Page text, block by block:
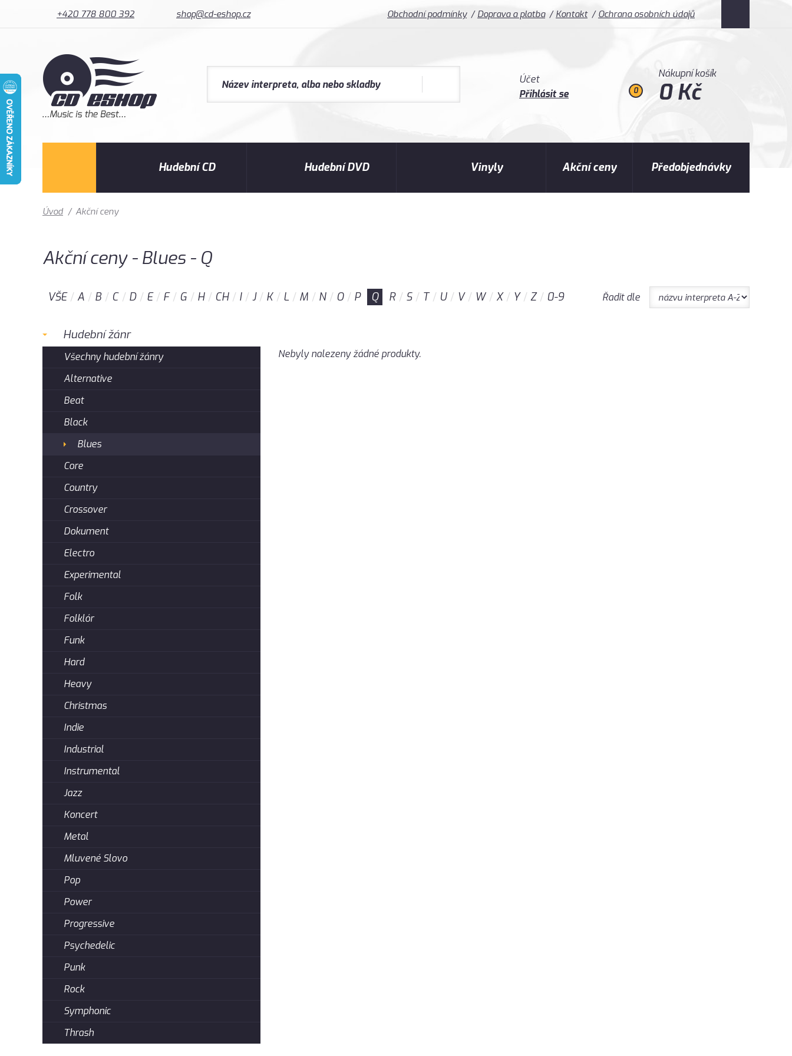
+420 778 800 392 shop@cd-eshop.cz Obchodní podmínky Doprava a platba Kontakt Ochrana osobních údajů
Účet
Přihlásit se
0
Nákupní košík
0 Kč
Hudební CD Hudební DVD Vinyly Akční ceny Předobjednávky
Úvod / Akční ceny
Akční ceny - Blues - Q
VŠE A B C D E F G H CH I J K L M N O P Q R S T U V W X Y Z 0-9 Řadit dle
Hudební žánr
Všechny hudební žánry
Alternative
Beat
Black
Blues
Core
Country
Crossover
Dokument
Electro
Experimental
Folk
Folklór
Funk
Hard
Heavy
Christmas
Indie
Industrial
Instrumental
Jazz
Koncert
Metal
Mluvené Slovo
Pop
Power
Progressive
Psychedelic
Punk
Rock
Symphonic
Thrash
Nebyly nalezeny žádné produkty.